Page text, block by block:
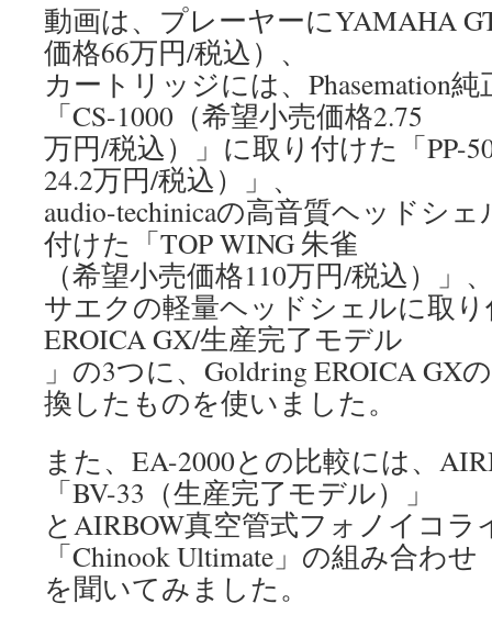
動画は、プレーヤーにYAMAHA
価格66万円/税込）、
カートリッジには、Phasemation
「CS-1000（希望小売価格2.75
万円/税込）」に取り付けた「PP-
24.2万円/税込）」、
audio-techinicaの高音質ヘッドシ
付けた「TOP WING 朱雀
（希望小売価格110万円/税込）」
サエクの軽量ヘッドシェルに取り
EROICA GX/生産完了モデル
」の3つに、Goldring EROICA GX
換したものを使いました。
また、EA-2000との比較には、
「BV-33（生産完了モデル）」
とAIRBOW真空管式フォノイコラ
「Chinook Ultimate」の組み合わせ
を聞いてみました。